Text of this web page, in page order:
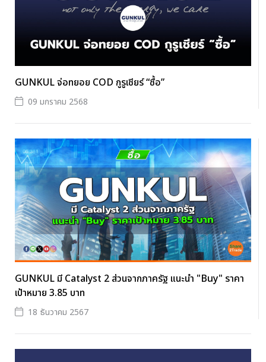
GUNKUL จ่อทยอย COD กูรูเชียร์ “ซื้อ”
09 มกราคม 2568
GUNKUL มี Catalyst 2 ส่วนจากภาครัฐ แนะนำ "Buy" ราคา
เป้าหมาย 3.85 บาท
18 ธันวาคม 2567